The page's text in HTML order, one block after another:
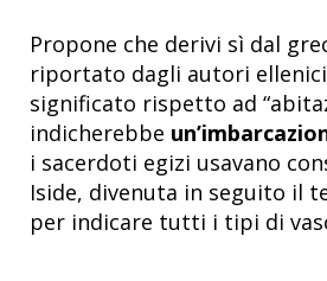
Propone che derivi sì dal
riportato dagli autori
significato rispetto ad
indicherebbe
i sacerdoti egizi usavano
Iside, divenuta in seguito il
per indicare tutti i tipi di